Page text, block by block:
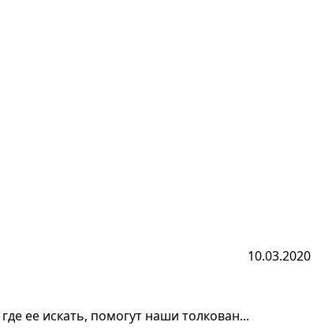
10.03.2020
ее искать, помогут наши толкован...